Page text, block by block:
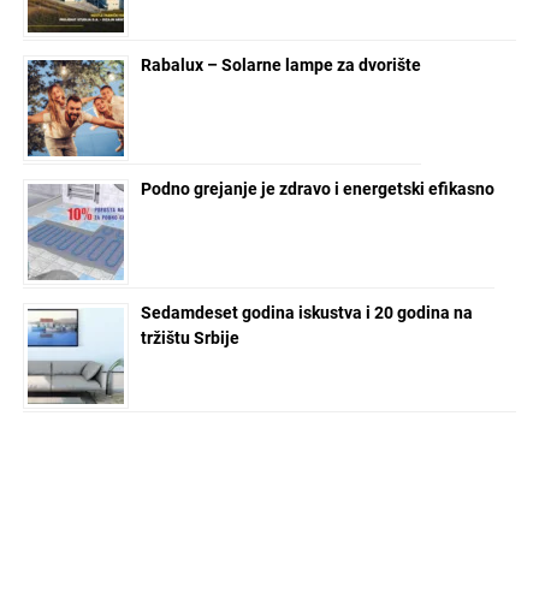
Rabalux – Solarne lampe za dvorište
Podno grejanje je zdravo i energetski efikasno
Sedamdeset godina iskustva i 20 godina na
tržištu Srbije